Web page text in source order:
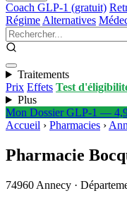
Coach GLP-1 (gratuit)
Régime Alternatives
Traitements
Prix Effets Test
Plus
Mon Dossier GLP-1 —
Accueil › Pharmacies ›
Pharmacie
74960 Annecy ·